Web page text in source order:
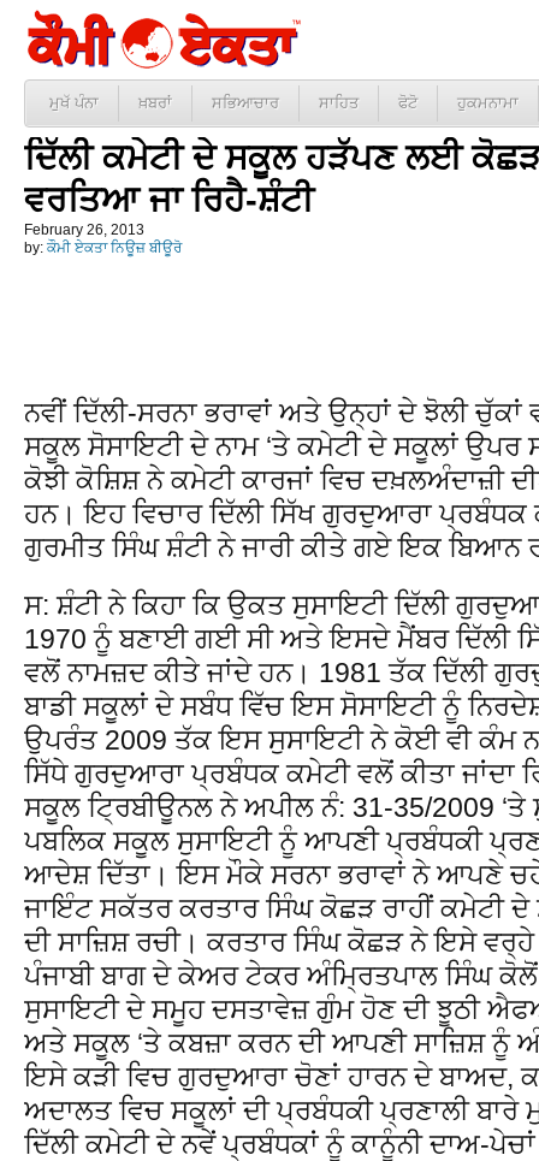
ਮੁਖੱ ਪੰਨਾ ਖ਼ਬਰਾਂ ਸਭਿਆਚਾਰ ਸਾਹਿਤ ਫੋਟੋ ਹੁਕਮਨਾਮਾ
ਦਿੱਲੀ ਕਮੇਟੀ ਦੇ ਸਕੂਲ ਹੜੱਪਣ ਲਈ
ਵਰਤਿਆ ਜਾ ਰਿਹੈ-ਸ਼ੰਟੀ
February 26, 2013
by: ਕੌਮੀ ਏਕਤਾ ਨਿਊਜ਼ ਬੀਊਰੋ
ਨਵੀਂ ਦਿੱਲੀ-ਸਰਨਾ ਭਰਾਵਾਂ ਅਤੇ ਉਨ੍ਹਾਂ ਦੇ ਝੋਲੀ
ਸਕੂਲ ਸੋਸਾਇਟੀ ਦੇ ਨਾਮ ‘ਤੇ ਕਮੇਟੀ ਦੇ ਸਕੂਲਾਂ ਉਪਰ
ਕੋਝੀ ਕੋਸ਼ਿਸ਼ ਨੇ ਕਮੇਟੀ ਕਾਰਜਾਂ ਵਿਚ ਦਖ਼ਲਅੰਦਾਜ਼ੀ
ਹਨ। ਇਹ ਵਿਚਾਰ ਦਿੱਲੀ ਸਿੱਖ ਗੁਰਦੁਆਰਾ
ਗੁਰਮੀਤ ਸਿੰਘ ਸ਼ੰਟੀ ਨੇ ਜਾਰੀ ਕੀਤੇ ਗਏ ਇਕ ਬਿਆਨ
ਸ: ਸ਼ੰਟੀ ਨੇ ਕਿਹਾ ਕਿ ਉਕਤ ਸੁਸਾਇਟੀ ਦਿੱਲੀ
1970 ਨੂੰ ਬਣਾਈ ਗਈ ਸੀ ਅਤੇ ਇਸਦੇ ਮੈਂਬਰ ਦਿੱਲੀ
ਵਲੋਂ ਨਾਮਜ਼ਦ ਕੀਤੇ ਜਾਂਦੇ ਹਨ। 1981 ਤੱਕ ਦਿੱਲੀ
ਬਾਡੀ ਸਕੂਲਾਂ ਦੇ ਸਬੰਧ ਵਿੱਚ ਇਸ ਸੋਸਾਇਟੀ ਨੂੰ
ਉਪਰੰਤ 2009 ਤੱਕ ਇਸ ਸੁਸਾਇਟੀ ਨੇ ਕੋਈ ਵੀ ਕੰਮ
ਸਿੱਧੇ ਗੁਰਦੁਆਰਾ ਪ੍ਰਬੰਧਕ ਕਮੇਟੀ ਵਲੋਂ ਕੀਤਾ ਜਾਂਦਾ
ਸਕੂਲ ਟ੍ਰਿਬੀਊਨਲ ਨੇ ਅਪੀਲ ਨੰ: 31-35/2009
ਪਬਲਿਕ ਸਕੂਲ ਸੁਸਾਇਟੀ ਨੂੰ ਆਪਣੀ ਪ੍ਰਬੰਧਕੀ
ਆਦੇਸ਼ ਦਿੱਤਾ। ਇਸ ਮੌਕੇ ਸਰਨਾ ਭਰਾਵਾਂ ਨੇ ਆਪਣੇ
ਜਾਇੰਟ ਸਕੱਤਰ ਕਰਤਾਰ ਸਿੰਘ ਕੋਛੜ ਰਾਹੀਂ ਕਮੇਟੀ ਦੇ
ਦੀ ਸਾਜ਼ਿਸ਼ ਰਚੀ। ਕਰਤਾਰ ਸਿੰਘ ਕੋਛੜ ਨੇ ਇਸੇ
ਪੰਜਾਬੀ ਬਾਗ ਦੇ ਕੇਅਰ ਟੇਕਰ ਅੰਮ੍ਰਿਤਪਾਲ ਸਿੰਘ
ਸੁਸਾਇਟੀ ਦੇ ਸਮੂਹ ਦਸਤਾਵੇਜ਼ ਗੁੰਮ ਹੋਣ ਦੀ ਝੂਠੀ
ਅਤੇ ਸਕੂਲ ‘ਤੇ ਕਬਜ਼ਾ ਕਰਨ ਦੀ ਆਪਣੀ ਸਾਜ਼ਿਸ਼ ਨੂੰ
ਇਸੇ ਕੜੀ ਵਿਚ ਗੁਰਦੁਆਰਾ ਚੋਣਾਂ ਹਾਰਨ ਦੇ ਬਾਅਦ,
ਅਦਾਲਤ ਵਿਚ ਸਕੂਲਾਂ ਦੀ ਪ੍ਰਬੰਧਕੀ ਪ੍ਰਣਾਲੀ ਬਾਰੇ
ਦਿੱਲੀ ਕਮੇਟੀ ਦੇ ਨਵੇਂ ਪ੍ਰਬੰਧਕਾਂ ਨੂੰ ਕਾਨੂੰਨੀ ਦਾਅ-